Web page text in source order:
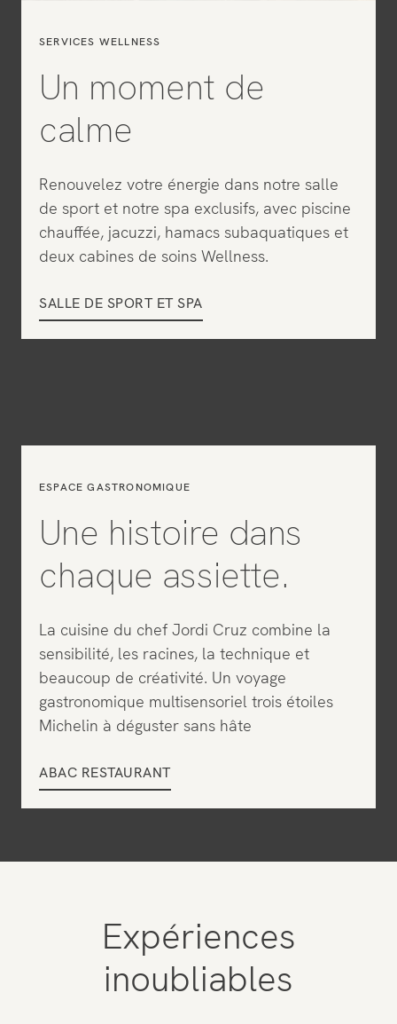
SERVICES WELLNESS
Un moment de
calme
Renouvelez votre énergie dans notre salle
de sport et notre spa exclusifs, avec piscine
chauffée, jacuzzi, hamacs subaquatiques et
deux cabines de soins Wellness.
SALLE DE SPORT ET SPA
ESPACE GASTRONOMIQUE
Une histoire dans
chaque assiette.
La cuisine du chef Jordi Cruz combine la
sensibilité, les racines, la technique et
beaucoup de créativité. Un voyage
gastronomique multisensoriel trois étoiles
Michelin à déguster sans hâte
ABAC RESTAURANT
Expériences
inoubliables